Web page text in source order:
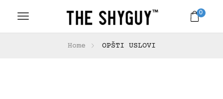
0
Home OPŠTI USLOVI